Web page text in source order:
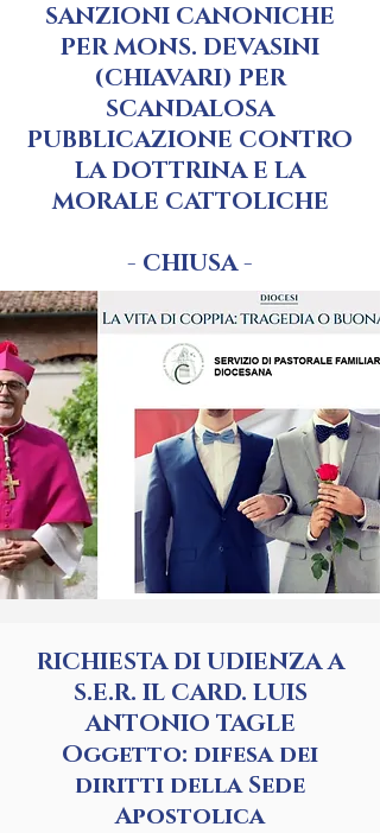
SANZIONI CANONICHE
PER MONS. DEVASINI
(CHIAVARI) PER
SCANDALOSA
PUBBLICAZIONE CONTRO
LA DOTTRINA E LA
MORALE CATTOLICHE
- CHIUSA -
RICHIESTA DI UDIENZA A
S.E.R. IL CARD. LUIS
ANTONIO TAGLE
Oggetto: difesa dei
diritti della Sede
Apostolica